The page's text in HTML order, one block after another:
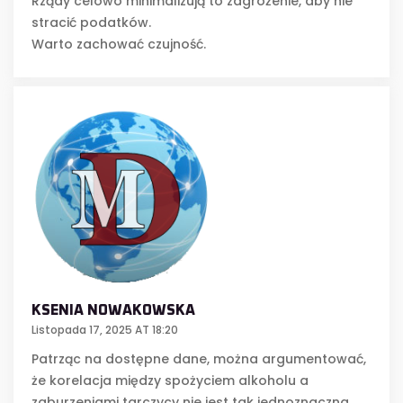
stracić podatków.
Warto zachować czujność.
KSENIA NOWAKOWSKA
Listopada 17, 2025 AT 18:20
Patrząc na dostępne dane, można argumentować,
że korelacja między spożyciem alkoholu a